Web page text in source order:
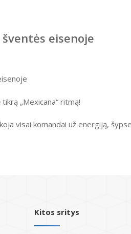
eisenoje
„Mexicana“ ritmą!
visai komandai už energiją,
Kitos sritys